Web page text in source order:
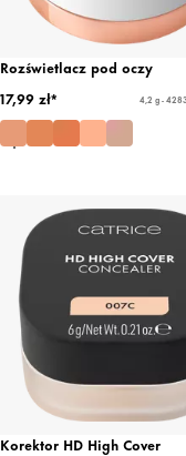
Rozświetlacz pod oczy
17,99 zł*
4,2 g -
Korektor HD High Cover